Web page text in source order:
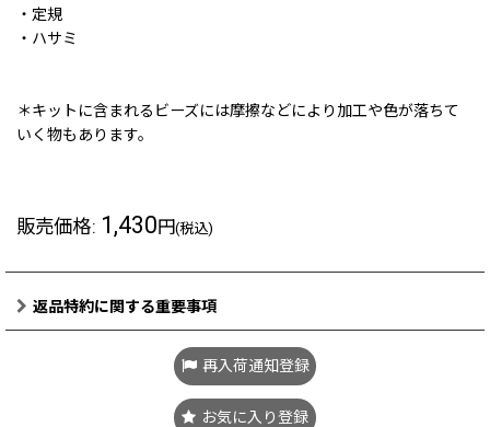
・定規
・ハサミ
＊キットに含まれるビーズには摩擦などにより加工や色が落ちて
いく物もあります。
販売価格: 1,430円(税込)
返品特約に関する重要事項
再入荷通知登録
お気に入り登録